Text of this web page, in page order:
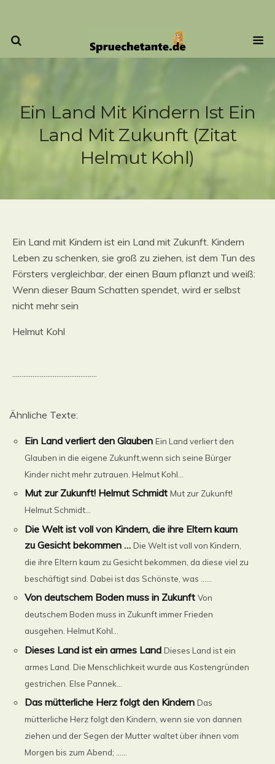
Ein Land Mit Kindern Ist Ein
Land Mit Zukunft (Zitat
Helmut Kohl)
Ein Land mit Kindern ist ein Land mit Zukunft. Kindern
Leben zu schenken, sie groß zu ziehen, ist dem Tun des
Försters vergleichbar, der einen Baum pflanzt und weiß:
Wenn dieser Baum Schatten spendet, wird er selbst
nicht mehr sein
Helmut Kohl
..............................................
Ähnliche Texte:
Ein Land verliert den Glauben Ein Land verliert den
Glauben in die eigene Zukunft,wenn sich seine Bürger
Kinder nicht mehr zutrauen. Helmut Kohl...
Mut zur Zukunft! Helmut Schmidt Mut zur Zukunft!
Helmut Schmidt...
Die Welt ist voll von Kindern, die ihre Eltern kaum
zu Gesicht bekommen … Die Welt ist voll von Kindern,
die ihre Eltern kaum zu Gesicht bekommen, da diese viel zu
beschäftigt sind. Dabei ist das Schönste, was ......
Von deutschem Boden muss in Zukunft Von
deutschem Boden muss in Zukunft immer Frieden
ausgehen. Helmut Kohl...
Dieses Land ist ein armes Land Dieses Land ist ein
armes Land. Die Menschlichkeit wurde aus Kostengründen
gestrichen. Else Pannek...
Das mütterliche Herz folgt den Kindern Das
mütterliche Herz folgt den Kindern, wenn sie von dannen
ziehen und der Segen der Mutter waltet über ihnen vom
Morgen bis zum Abend; ......